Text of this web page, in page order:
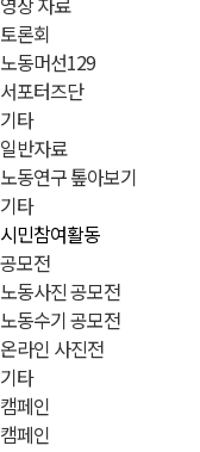
토론회
노동머선129
서포터즈단
기타
일반자료
노동연구 톺아보기
기타
시민참여활동
공모전
노동사진 공모전
노동수기 공모전
온라인 사진전
기타
캠페인
캠페인